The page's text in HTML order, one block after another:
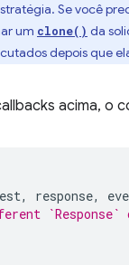
Se você
um clone() da
depois que
acima, o
, response,